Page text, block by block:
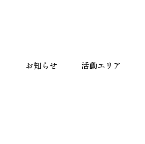
お知らせ 活動エリア